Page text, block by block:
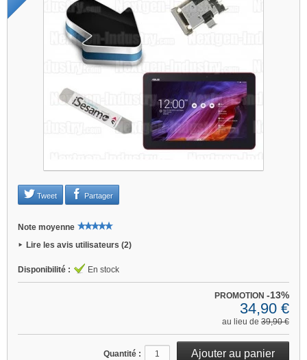
J'accepte
Je refuse
Changer mes préférences
Tweet Partager
Note moyenne
Lire les avis utilisateurs (2)
Disponibilité : En stock
PROMOTION -13%
34,90 €
au lieu de 39,90 €
Quantité :